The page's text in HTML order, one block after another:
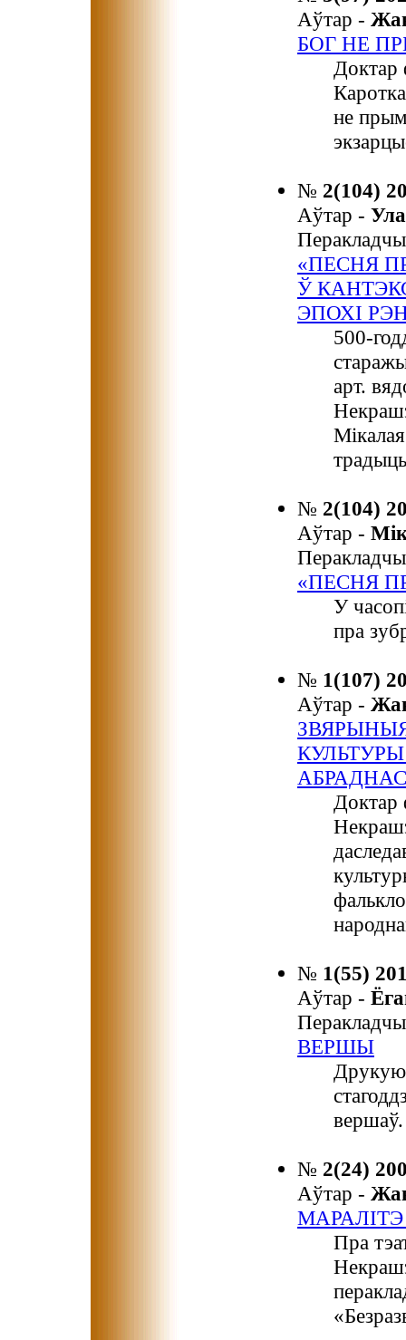
Аўтар -
БОГ НЕ
Доктар
не
№ 2(104)
Аўтар -
«ПЕСНЯ
Ў
ЭПОХІ
500-
арт.
№ 2(104)
Аўтар -
«ПЕСНЯ
У
пра
№ 1(107)
Аўтар -
Доктар
№ 1(55)
Аўтар -
ВЕРШЫ
вершаў.
№ 2(24)
Аўтар -
Пра